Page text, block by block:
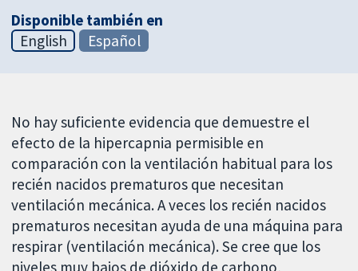
Disponible también en
English
Español
No hay suficiente evidencia que demuestre el
efecto de la hipercapnia permisible en
comparación con la ventilación habitual para los
recién nacidos prematuros que necesitan
ventilación mecánica. A veces los recién nacidos
prematuros necesitan ayuda de una máquina para
respirar (ventilación mecánica). Se cree que los
niveles muy bajos de dióxido de carbono,